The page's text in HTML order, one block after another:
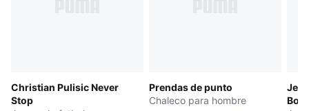
Christian Pulisic Never
Stop
Prendas de punto
Chaleco para hombre